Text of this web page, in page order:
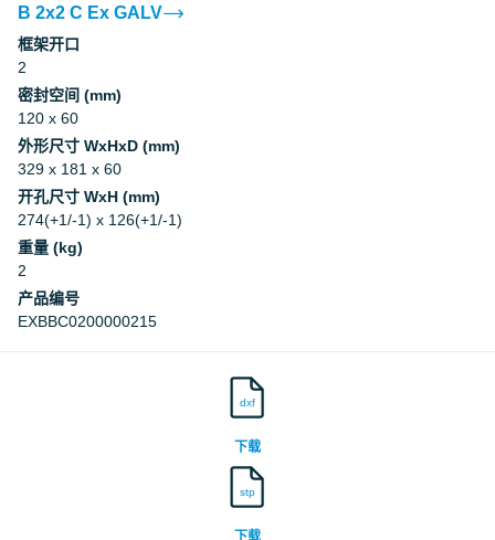
B 2x2 C Ex GALV
框架开口
2
密封空间 (mm)
120 x 60
外形尺寸 WxHxD (mm)
329 x 181 x 60
开孔尺寸 WxH (mm)
274(+1/-1) x 126(+1/-1)
重量 (kg)
2
产品编号
EXBBC0200000215
dxf
下载
stp
下载